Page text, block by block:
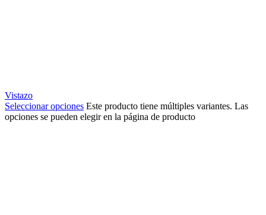
Vistazo
Seleccionar opciones Este producto tiene múltiples variantes. Las
opciones se pueden elegir en la página de producto